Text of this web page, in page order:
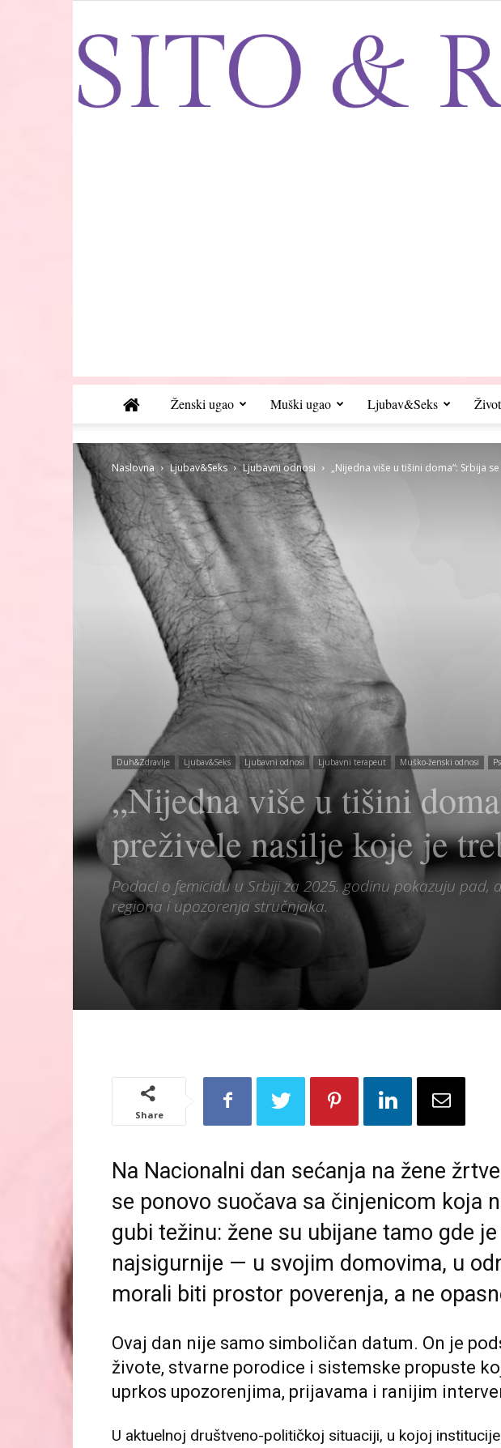
Ženski ugao Muški ugao Ljubav&Seks Život
Naslovna Ljubav&Seks Ljubavni odnosi „Nijedna više u tišini doma“: Srbija
Duh&Zdravlje Ljubav&Seks Ljubavni odnosi Ljubavni terapeut Muško-ženski odnosi
„Nijedna više u tišini
preživele nasilje koje je
Podaci o femicidu u Srbiji za 2025. godinu pokazuju pad,
regiona i upozorenja stručnjaka.
Share
Na Nacionalni dan sećanja na žene
se ponovo suočava sa činjenicom koja
gubi težinu: žene su ubijane tamo gde
najsigurnije — u svojim domovima, u
morali biti prostor poverenja, a ne
Ovaj dan nije samo simboličan datum. On je
živote, stvarne porodice i sistemske propuste
uprkos upozorenjima, prijavama i ranijim
U aktuelnoj društveno-političkoj situaciji, u kojoj